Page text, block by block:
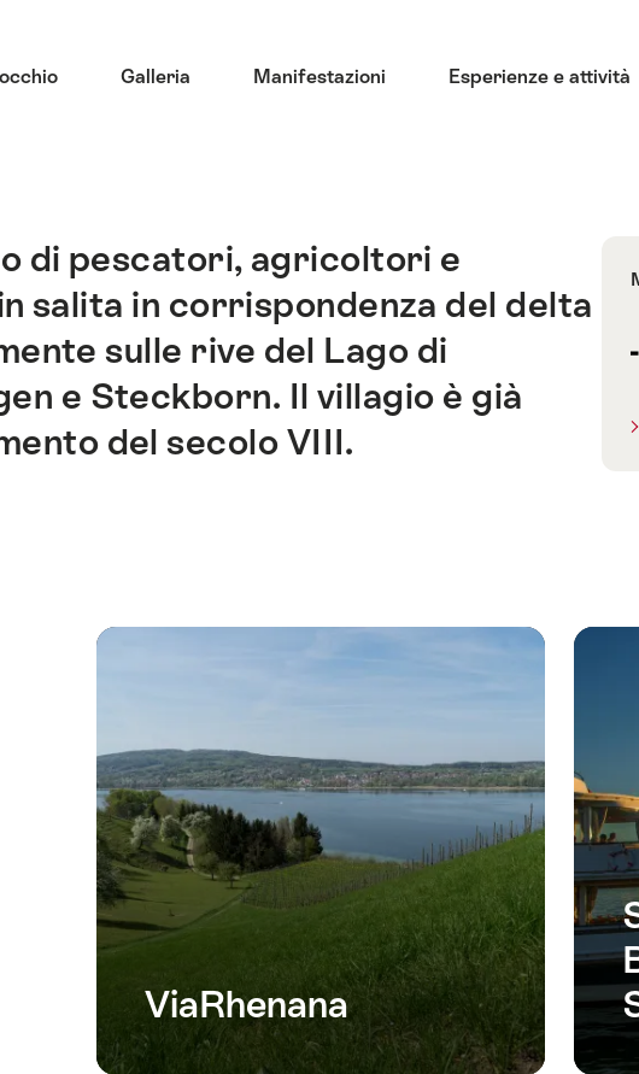
Galleria Manifestazioni Esperienze e attività
di pescatori, agricoltori e
salita in corrispondenza del delta
sulle rive del Lago di
e Steckborn. Il villagio è già
del secolo VIII.
ViaRhenana